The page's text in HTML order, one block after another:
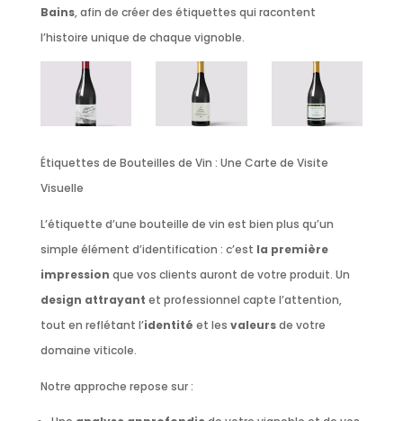
Bains, afin de créer des étiquettes qui racontent
l’histoire unique de chaque vignoble.
Étiquettes de Bouteilles de Vin : Une Carte de Visite
Visuelle
L’étiquette d’une bouteille de vin est bien plus qu’un
simple élément d’identification : c’est la première
impression que vos clients auront de votre produit. Un
design attrayant et professionnel capte l’attention,
tout en reflétant l’identité et les valeursde votre
domaine viticole.
Notre approche repose sur :